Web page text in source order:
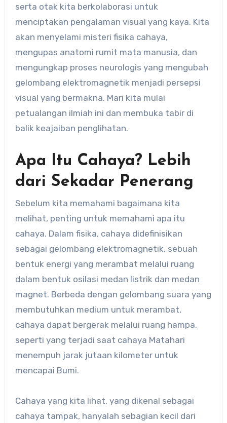
serta otak kita berkolaborasi untuk
menciptakan pengalaman visual yang kaya. Kita
akan menyelami misteri fisika cahaya,
mengupas anatomi rumit mata manusia, dan
mengungkap proses neurologis yang mengubah
gelombang elektromagnetik menjadi persepsi
visual yang bermakna. Mari kita mulai
petualangan ilmiah ini dan membuka tabir di
balik keajaiban penglihatan.
Apa Itu Cahaya? Lebih
dari Sekadar Penerang
Sebelum kita memahami bagaimana kita
melihat, penting untuk memahami apa itu
cahaya. Dalam fisika, cahaya didefinisikan
sebagai gelombang elektromagnetik, sebuah
bentuk energi yang merambat melalui ruang
dalam bentuk osilasi medan listrik dan medan
magnet. Berbeda dengan gelombang suara yang
membutuhkan medium untuk merambat,
cahaya dapat bergerak melalui ruang hampa,
seperti yang terjadi saat cahaya Matahari
menempuh jarak jutaan kilometer untuk
mencapai Bumi.
Cahaya yang kita lihat, yang dikenal sebagai
cahaya tampak, hanyalah sebagian kecil dari